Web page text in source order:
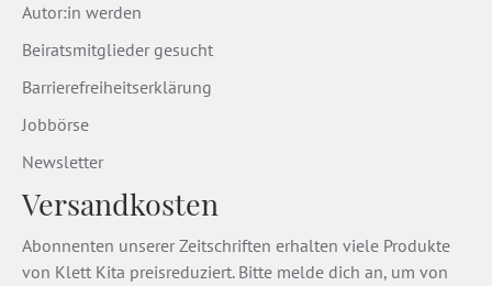
Autor:in werden
Beiratsmitglieder gesucht
Barrierefreiheitserklärung
Jobbörse
Newsletter
Versandkosten
Abonnenten unserer Zeitschriften erhalten viele Produkte
von Klett Kita preisreduziert. Bitte melde dich an, um von